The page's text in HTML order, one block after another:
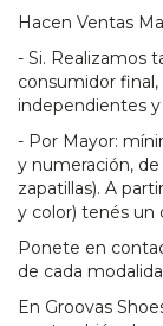
Hacen Ventas
- Si. Realizamos
consumidor
independientes
- Por Mayor:
y numeración,
zapatillas). A
y color) tenés un
Ponete en
de cada
En Groovas